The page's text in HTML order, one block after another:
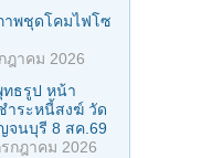
าพชุดโคมไฟโซ
ฎาคม 2026
ธรูป หน้า
าระหนี้สงฆ์ วัด
จนบุรี 8 สค.69
กฎาคม 2026